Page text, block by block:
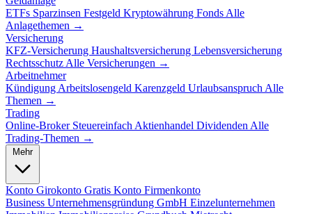
ETFs Sparzinsen Festgeld Kryptowährung Fonds Alle
Anlagethemen →
Versicherung
KFZ-Versicherung Haushaltsversicherung Lebensversicherung
Rechtsschutz Alle Versicherungen →
Arbeitnehmer
Kündigung Arbeitslosengeld Karenzgeld Urlaubsanspruch Alle
Themen →
Trading
Online-Broker Steuereinfach Aktienhandel Dividenden Alle
Trading-Themen →
Mehr
Konto Girokonto Gratis Konto Firmenkonto
Business Unternehmensgründung GmbH Einzelunternehmen